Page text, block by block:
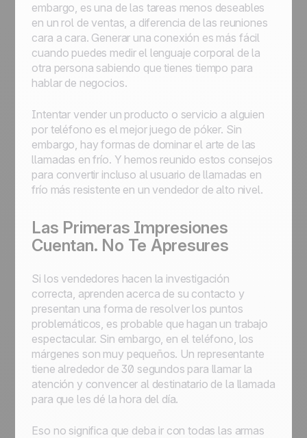
embargo, es una de las tareas menos deseables
en un rol de ventas, a diferencia de las reuniones
cara a cara. Generar una conexión es más fácil
cuando puedes medir el lenguaje corporal de la
otra persona sabiendo que tienes tiempo para
hablar de negocios.
Intentar vender un producto o servicio a alguien
por teléfono es el mejor juego de póker. Sin
embargo, hay formas de dominar el arte de las
llamadas en frío. Y hemos reunido estos consejos
para convertir incluso al usuario de llamadas en
frío más resistente en un vendedor de alto nivel.
Las Primeras Impresiones
Cuentan. No Te Apresures
Si los vendedores hacen la investigación
correcta, aprenden acerca de su contacto y
presentan una forma de resolver los puntos
problemáticos, es probable que hagan un trabajo
espectacular. Sin embargo, en el teléfono, los
márgenes son muy pequeños. Un representante
tiene alrededor de 30 segundos para llamar la
atención y convencer al destinatario de la llamada
para que les dé la hora del día.
Eso no significa que deba ir con todas las armas